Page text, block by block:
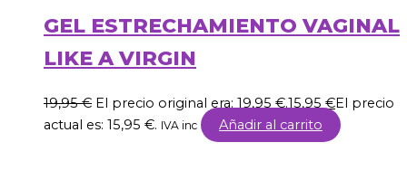
GEL ESTRECHAMIENTO VAGINAL
LIKE A VIRGIN
19,95€ El precio original era: 19,95 €.15,95 €El precio
actual es: 15,95 €. IVA inc Añadir al carrito